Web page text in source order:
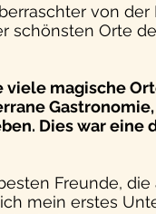
von der
schönsten Orte
viele magische
Dies war eine
Freunde,
mein erstes